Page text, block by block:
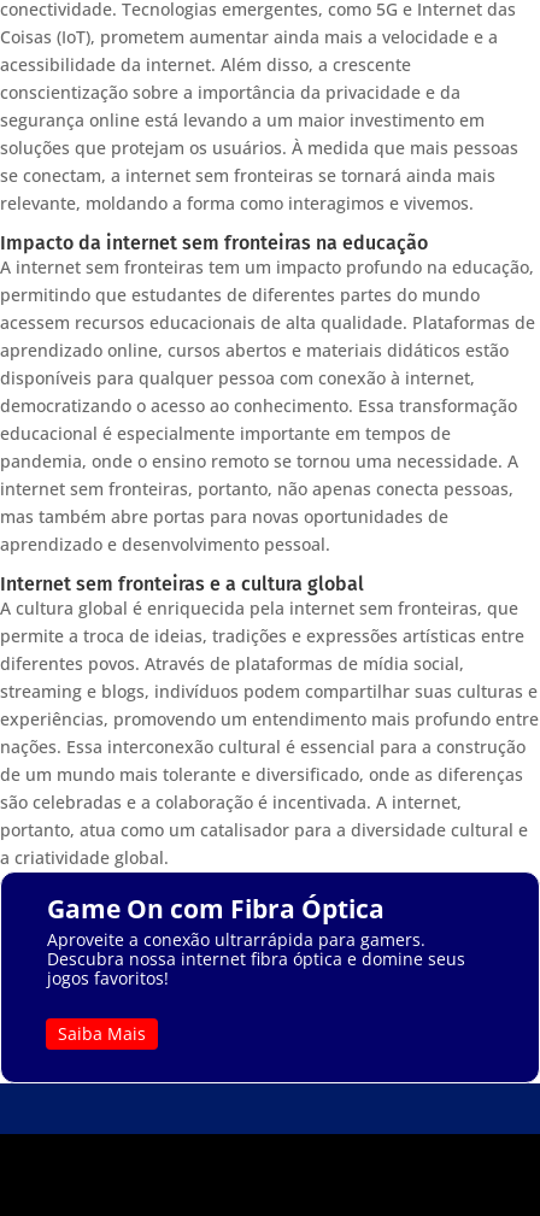
conectividade. Tecnologias emergentes, como 5G e Internet das
Coisas (IoT), prometem aumentar ainda mais a velocidade e a
acessibilidade da internet. Além disso, a crescente
conscientização sobre a importância da privacidade e da
segurança online está levando a um maior investimento em
soluções que protejam os usuários. À medida que mais pessoas
se conectam, a internet sem fronteiras se tornará ainda mais
relevante, moldando a forma como interagimos e vivemos.
Impacto da internet sem fronteiras na educação
A internet sem fronteiras tem um impacto profundo na educação,
permitindo que estudantes de diferentes partes do mundo
acessem recursos educacionais de alta qualidade. Plataformas de
aprendizado online, cursos abertos e materiais didáticos estão
disponíveis para qualquer pessoa com conexão à internet,
democratizando o acesso ao conhecimento. Essa transformação
educacional é especialmente importante em tempos de
pandemia, onde o ensino remoto se tornou uma necessidade. A
internet sem fronteiras, portanto, não apenas conecta pessoas,
mas também abre portas para novas oportunidades de
aprendizado e desenvolvimento pessoal.
Internet sem fronteiras e a cultura global
A cultura global é enriquecida pela internet sem fronteiras, que
permite a troca de ideias, tradições e expressões artísticas entre
diferentes povos. Através de plataformas de mídia social,
streaming e blogs, indivíduos podem compartilhar suas culturas e
experiências, promovendo um entendimento mais profundo entre
nações. Essa interconexão cultural é essencial para a construção
de um mundo mais tolerante e diversificado, onde as diferenças
são celebradas e a colaboração é incentivada. A internet,
portanto, atua como um catalisador para a diversidade cultural e
a criatividade global.
Game On com Fibra Óptica
Aproveite a conexão ultrarrápida para gamers.
Descubra nossa internet fibra óptica e domine seus
jogos favoritos!
Saiba Mais